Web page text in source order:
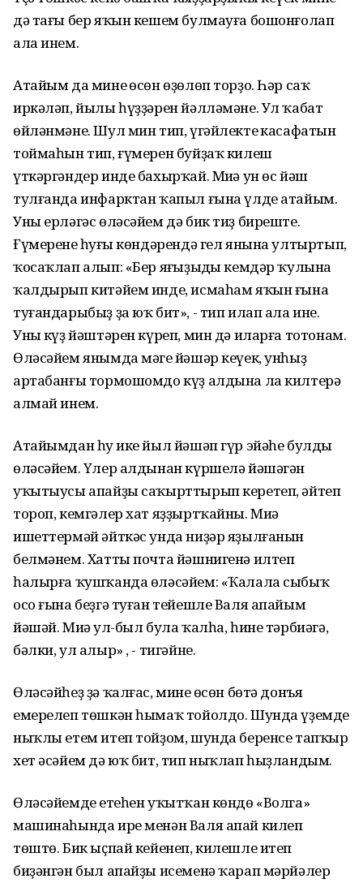
дә тағы бер яҡын кешем булмауға бошонғолап
ала инем.
Атайым да минең өсөн өҙөлөп торҙо. Һәр саҡ
иркәләп, йылы һүҙҙәрен йәлләмәне. Ул ҡабат
өйләнмәне. Шул мин тип, үгәйлектең касафатын
тоймаһын тип, ғүмерен буйҙаҡ килеш
үткәргәндер инде бахырҡай. Миңә ун өс йәш
тулғанда инфарктан ҡапыл ғына үлде атайым.
Уны ерләгәс өләсәйем дә бик тиҙ биреште.
Ғүмеренең һуңғы көндәрендә гел янына ултыртып,
ҡосаҡлап алып: «Бер яңғыҙыңды кемдәр ҡулына
ҡалдырып китәйем инде, исмаһам яҡын ғына
туғандарыбыҙ ҙа юҡ бит», - тип илап ала ине.
Уның күҙ йәштәрен күреп, мин дә иларға тотонам.
Өләсәйем янымда мәңге йәшәр кеүек, унһыҙ
артабанғы тормошомдо күҙ алдына ла килтерә
алмай инем.
Атайымдан һуң ике йыл йәшәп гүр эйәһе булды
өләсәйем. Үлер алдынан күршелә йәшәгән
уҡытыусы апайҙы саҡырттырып керетеп, әйтеп
тороп, кемгәлер хат яҙҙыртҡайны. Миңә
ишеттермәй әйткәс унда ниҙәр яҙылғанын
белмәнем. Хатты почта йәшнигенә илтеп
һалырға ҡушҡанда өләсәйем: «Ҡалала сыбыҡ
осо ғына беҙгә туған тейешле Валя апайым
йәшәй. Миңә ул-был була ҡалһа, һине тәрбиәгә,
бәлки, ул алыр» , - тигәйне.
Өләсәйһеҙ ҙә ҡалғас, минең өсөн бөтә донъя
емерелеп төшкән һымаҡ тойолдо. Шунда үҙемде
ныҡлы етем итеп тойҙом, шунда беренсе тапҡыр
хет әсәйем дә юҡ бит, тип ныҡлап һыҙландым.
Өләсәйемдең етеһен уҡытҡан көндө «Волга»
машинаһында ире менән Валя апай килеп
төштө. Бик ыҫпай кейенеп, килешле итеп
биҙәнгән был апайҙы исеменә ҡарап мәрйәлер